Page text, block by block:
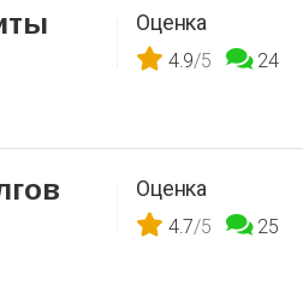
Оценка
4.9/5 24
Оценка
4.7/5 25